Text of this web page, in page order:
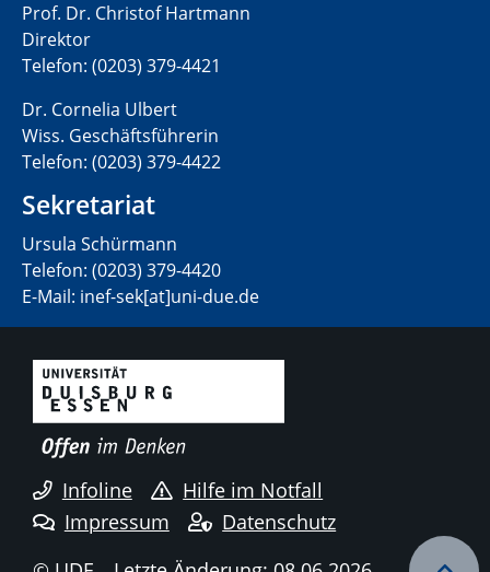
Prof. Dr. Christof Hartmann
Direktor
Telefon: (0203) 379-4421
Dr. Cornelia Ulbert
Wiss. Geschäftsführerin
Telefon: (0203) 379-4422
Sekretariat
Ursula Schürmann
Telefon: (0203) 379-4420
E-Mail: inef-sek[at]uni-due.de
Infoline
Hilfe im Notfall
Impressum
Datenschutz